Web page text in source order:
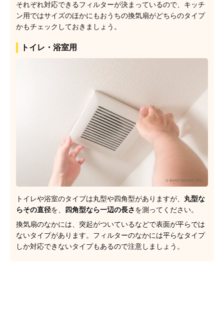
それぞれ対応できるフィルターが決まっているので、キッチ
ン用ではサイズのほかにもおうちの換気扇がどちらのタイプ
かもチェックしておきましょう。
トイレ・浴室用
トイレや浴室のタイプは丸型や四角型がありますが、 丸型な
らその直径を、 四角型なら一辺の長さを測ってください。
換気扇のなかには、突起がついているなどで表面が平らでは
ないタイプがあります。フィルターのなかには平らなタイプ
しか対応できないタイプもあるので注意しましょう。